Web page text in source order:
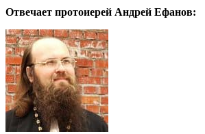
Отвечает протоиерей Андрей Ефанов: